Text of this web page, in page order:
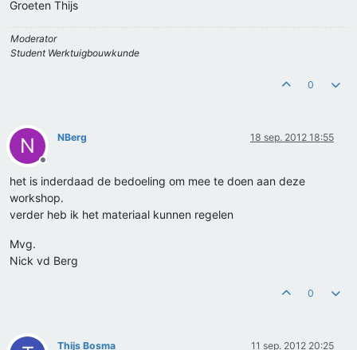
Groeten Thijs
Moderator
Student Werktuigbouwkunde
0
N
Offline
NBerg 18 sep. 2012 18:55
het is inderdaad de bedoeling om mee te doen aan deze
workshop.
verder heb ik het materiaal kunnen regelen
Mvg.
Nick vd Berg
0
Thijs Bosma 11 sep. 2012 20:25